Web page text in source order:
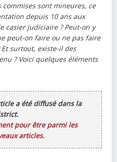
commises sont mineures, ce
depuis 10 ans aux
casier judiciaire ? Peut-on y
peut-on faire ou ne pas faire
surtout, existe-il des
? Voici quelques éléments
a été diffusé dans la
pour être parmi les
articles.